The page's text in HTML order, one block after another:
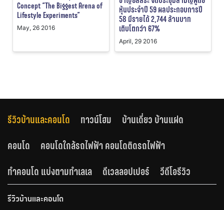
Concept “The Biggest Arena of
Lifestyle Experiments”
May, 26 2016
หุ้นประจำปี 59 ผลประกอบการปี
58 มีรายได้ 2,744 ล้านบาท
เติบโตกว่า 67%
April, 29 2016
รีวิวบ้านและคอนโด ทาวน์โฮม
บ้านเดี่ยว บ้านแฝด
คอนโด
คอนโดใกล้รถไฟฟ้า คอนโดติดรถไฟฟ้า
ทำคอนโด แบ่งตามทำเลเล
ดีเวลลอปเปอร์ วีดีโอรีวิว
รีวิวบ้านและคอนโด